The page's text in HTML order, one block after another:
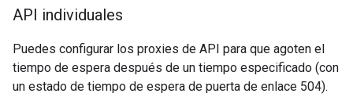
API individuales
Puedes configurar los proxies de API para que agoten el
tiempo de espera después de un tiempo especificado (con
un estado de tiempo de espera de puerta de enlace 504).